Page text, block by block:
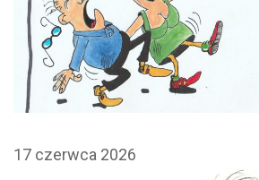
17 czerwca 2026